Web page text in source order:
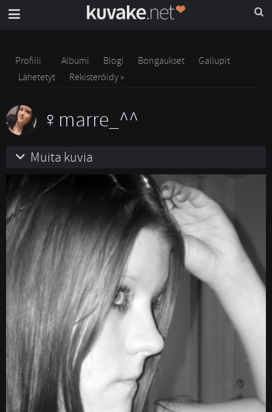
Profiili Albumi Blogi Bongaukset
Gallupit
Lähetetyt
Rekisteröidy »
marre_^^
Muita kuvia